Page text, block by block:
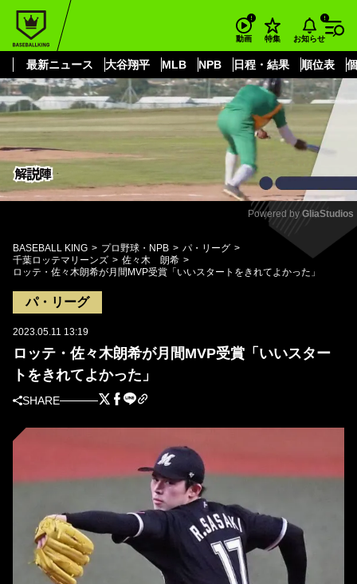
動画 特集 お知らせ
最新ニュース 大谷翔平 MLB NPB 日程・結果 順位表
もっと見る
Mute
Powered by GliaStudios
BASEBALL KING プロ野球・NPB
パ・リーグ
千葉ロッテマリーンズ
佐々木 朗希
ロッテ・佐々木朗希が月間MVP受賞「いいスタートをきれてよかった」
パ・リーグ
2023.05.11 13:19
ロッテ・佐々木朗希が月間MVP受賞「いいスター
トをきれてよかった」
SHARE